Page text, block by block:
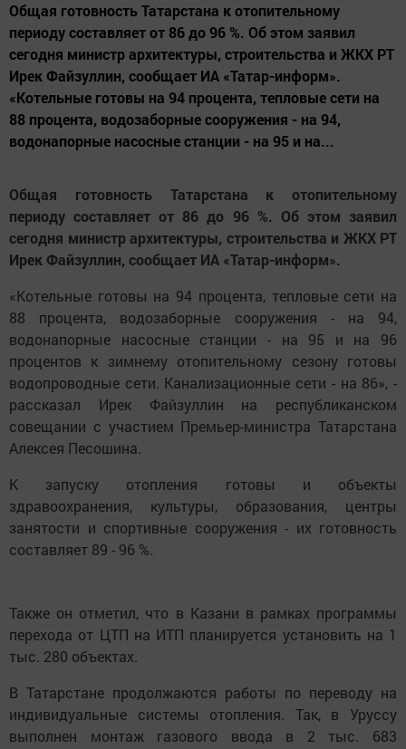
Общая готовность Татарстана к отопительному
периоду составляет от 86 до 96 %. Об этом заявил
сегодня министр архитектуры, строительства и ЖКХ РТ
Ирек Файзуллин, сообщает ИА «Татар-информ».
«Котельные готовы на 94 процента, тепловые сети на
88 процента, водозаборные сооружения - на 94,
водонапорные насосные станции - на 95 и на...
Общая готовность Татарстана к отопительному
периоду составляет от 86 до 96 %. Об этом заявил
сегодня министр архитектуры, строительства и ЖКХ РТ
Ирек Файзуллин, сообщает ИА «Татар-информ».
«Котельные готовы на 94 процента, тепловые сети на
88 процента, водозаборные сооружения - на 94,
водонапорные насосные станции - на 95 и на 96
процентов к зимнему отопительному сезону готовы
водопроводные сети. Канализационные сети - на 86», -
рассказал Ирек Файзуллин на республиканском
совещании с участием Премьер-министра Татарстана
Алексея Песошина.
К запуску отопления готовы и объекты
здравоохранения, культуры, образования, центры
занятости и спортивные сооружения - их готовность
составляет 89 - 96 %.
Также он отметил, что в Казани в рамках программы
перехода от ЦТП на ИТП планируется установить на 1
тыс. 280 объектах.
В Татарстане продолжаются работы по переводу на
индивидуальные системы отопления. Так, в Уруссу
выполнен монтаж газового ввода в 2 тыс. 683